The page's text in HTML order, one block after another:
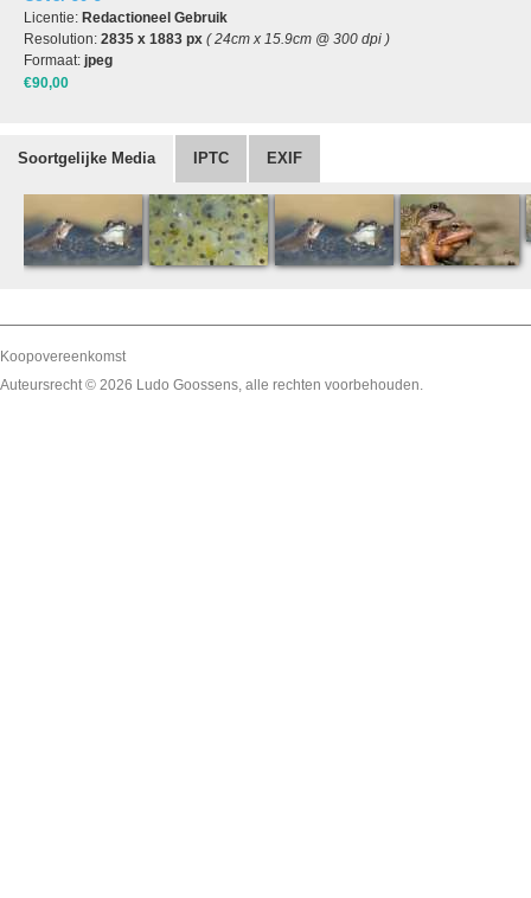
Licentie: Redactioneel Gebruik
Resolution: 2835 x 1883 px ( 24cm x 15.9cm @ 300 dpi )
Formaat: jpeg
€90,00
Soortgelijke Media IPTC EXIF
Koopovereenkomst
Auteursrecht © 2026 Ludo Goossens, alle rechten voorbehouden.